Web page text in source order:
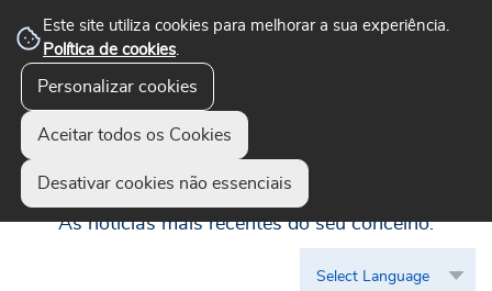
Este site utiliza cookies para melhorar a sua experiência.
Política de cookies.
Personalizar cookies
Aceitar todos os Cookies
Desativar cookies não essenciais
Guimarães Visível
As notícias mais recentes do seu concelho.